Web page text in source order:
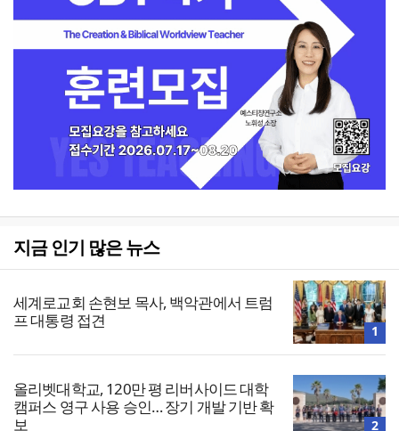
지금 인기 많은 뉴스
세계로교회 손현보 목사, 백악관에서 트럼
프 대통령 접견
1
올리벳대학교, 120만 평 리버사이드 대학
캠퍼스 영구 사용 승인… 장기 개발 기반 확
보
2